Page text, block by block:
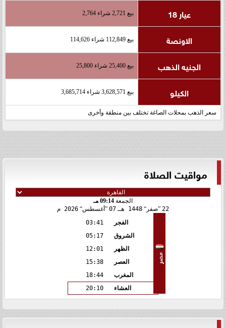
عيار 18 بيع 2,721 شراء 2,764
الاونصة بيع 112,849 شراء 114,626
الجنيه الذهب بيع 25,400 شراء 25,800
الكيلو بيع 3,628,571 شراء 3,685,714
سعر الذهب بمحلات الصاغة تختلف بين منطقة وأخرى
مواقيت الصلاة
الجمعة 09:14 مـ
22 صفر 1448 هـ 07 أغسطس 2026 م
مصر
الفجر
03:41
الشروق
05:17
الظهر
12:01
العصر
15:38
المغرب
18:44
العشاء
20:10